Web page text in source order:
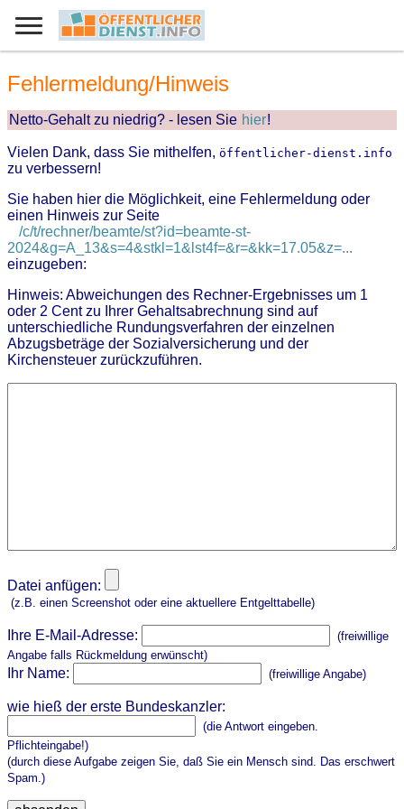
Fehlermeldung/Hinweis
Netto-Gehalt zu niedrig? - lesen Sie hier!
Vielen Dank, dass Sie mithelfen, öffentlicher-dienst.info
zu verbessern!
Sie haben hier die Möglichkeit, eine Fehlermeldung oder
einen Hinweis zur Seite
/c/t/rechner/beamte/st?id=beamte-st-
2024&g=A_13&s=4&stkl=1&lst4f=&r=&kk=17.05&z=...
einzugeben:
Hinweis: Abweichungen des Rechner-Ergebnisses um 1
oder 2 Cent zu Ihrer Gehaltsabrechnung sind auf
unterschiedliche Rundungsverfahren der einzelnen
Abzugsbeträge der Sozialversicherung und der
Kirchensteuer zurückzuführen.
Datei anfügen:
(z.B. einen Screenshot oder eine aktuellere Entgelttabelle)
Ihre E-Mail-Adresse:
(freiwillige
Angabe falls Rückmeldung erwünscht)
Ihr Name: (freiwillige Angabe)
wie hieß der erste Bundeskanzler:
(die Antwort eingeben.
Pflichteingabe!)
(durch diese Aufgabe zeigen Sie, daß Sie ein Mensch sind. Das erschwert
Spam.)